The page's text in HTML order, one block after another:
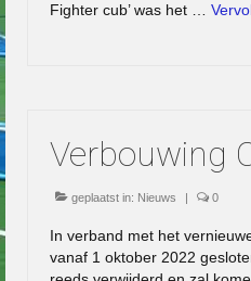
Fighter cub’ was het …
Verbouwing
geplaatst in: Nieuws | 0
In verband met het
vanaf 1 oktober 2022